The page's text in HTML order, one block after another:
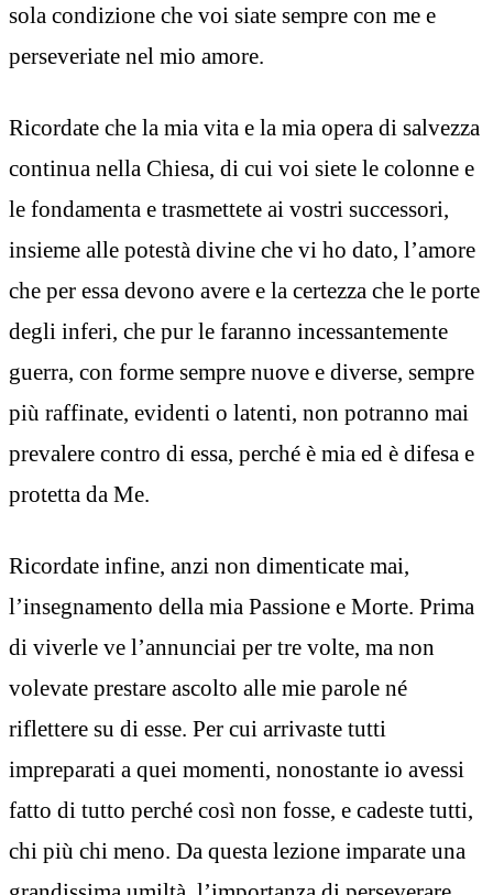
sola condizione che voi siate sempre con me e
perseveriate nel mio amore.
Ricordate che la mia vita e la mia opera di salvezza
continua nella Chiesa, di cui voi siete le colonne e
le fondamenta e trasmettete ai vostri successori,
insieme alle potestà divine che vi ho dato, l’amore
che per essa devono avere e la certezza che le porte
degli inferi, che pur le faranno incessantemente
guerra, con forme sempre nuove e diverse, sempre
più raffinate, evidenti o latenti, non potranno mai
prevalere contro di essa, perché è mia ed è difesa e
protetta da Me.
Ricordate infine, anzi non dimenticate mai,
l’insegnamento della mia Passione e Morte. Prima
di viverle ve l’annunciai per tre volte, ma non
volevate prestare ascolto alle mie parole né
riflettere su di esse. Per cui arrivaste tutti
impreparati a quei momenti, nonostante io avessi
fatto di tutto perché così non fosse, e cadeste tutti,
chi più chi meno. Da questa lezione imparate una